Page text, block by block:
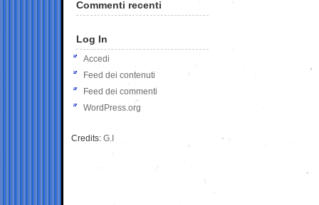
Commenti recenti
Log In
Accedi
Feed dei contenuti
Feed dei commenti
WordPress.org
Credits: G.I